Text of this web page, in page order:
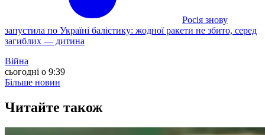
Росія знову
запустила по Україні балістику: жодної ракети не збито, серед
загиблих — дитина
Війна
сьогодні о 9:39
Більше новин
Читайте також